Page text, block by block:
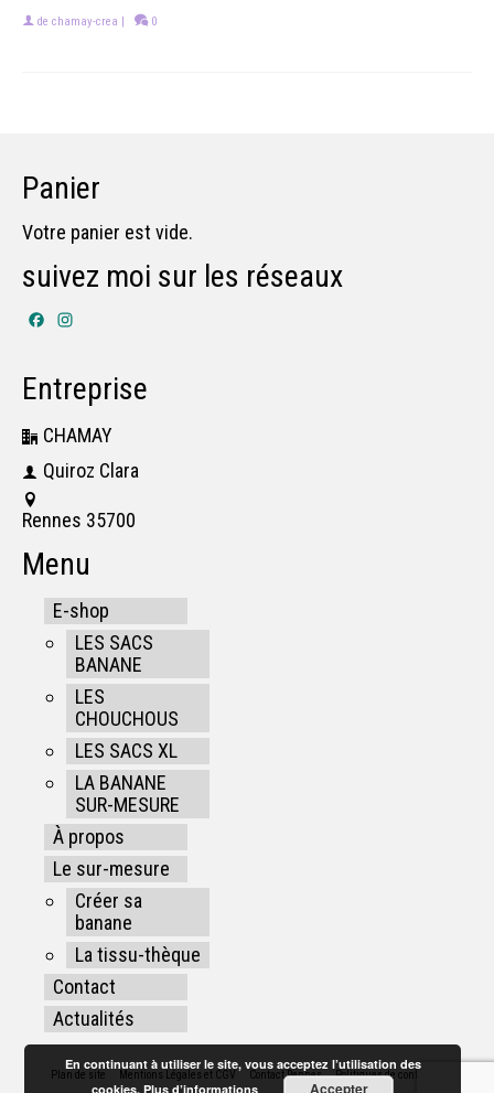
de chamay-crea | 0
Panier
Votre panier est vide.
suivez moi sur les réseaux
Facebook
Entreprise
CHAMAY
Quiroz Clara
Rennes 35700
Menu
E-shop
LES SACS
BANANE
LES
CHOUCHOUS
LES SACS XL
LA BANANE
SUR-MESURE
À propos
Le sur-mesure
Créer sa
banane
La tissu-thèque
Contact
Actualités
Plan de site Mentions Légales et CGV Contact Rennes Politiques de confidentialité
En continuant à utiliser le site, vous acceptez l’utilisation des
cookies.Plus d’informations Accepter